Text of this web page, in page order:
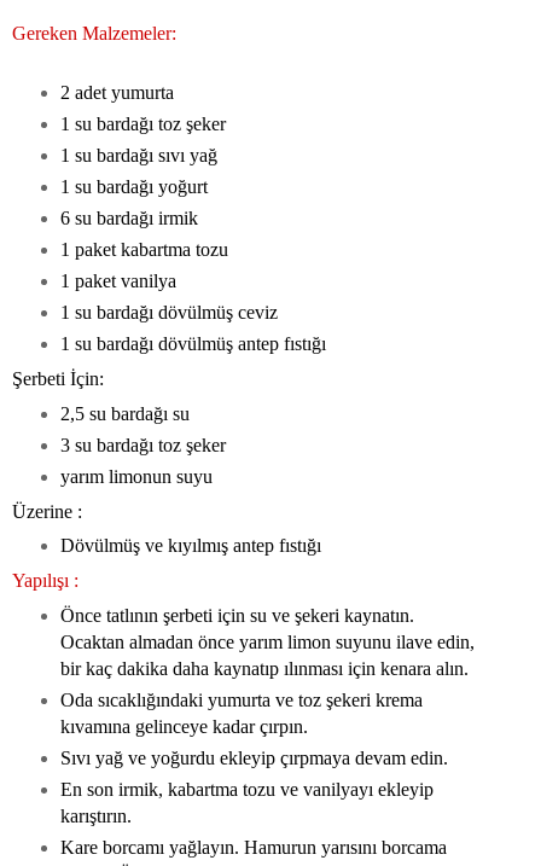
Gereken Malzemeler:
2 adet yumurta
1 su bardağı toz şeker
1 su bardağı sıvı yağ
1 su bardağı yoğurt
6 su bardağı irmik
1 paket kabartma tozu
1 paket vanilya
1 su bardağı dövülmüş ceviz
1 su bardağı dövülmüş antep fıstığı
Şerbeti İçin:
2,5 su bardağı su
3 su bardağı toz şeker
yarım limonun suyu
Üzerine :
Dövülmüş ve kıyılmış antep fıstığı
Yapılışı :
Önce tatlının şerbeti için su ve şekeri kaynatın.
Ocaktan almadan önce yarım limon suyunu ilave edin,
bir kaç dakika daha kaynatıp ılınması için kenara alın.
Oda sıcaklığındaki yumurta ve toz şekeri krema
kıvamına gelinceye kadar çırpın.
Sıvı yağ ve yoğurdu ekleyip çırpmaya devam edin.
En son irmik, kabartma tozu ve vanilyayı ekleyip
karıştırın.
Kare borcamı yağlayın. Hamurun yarısını borcama